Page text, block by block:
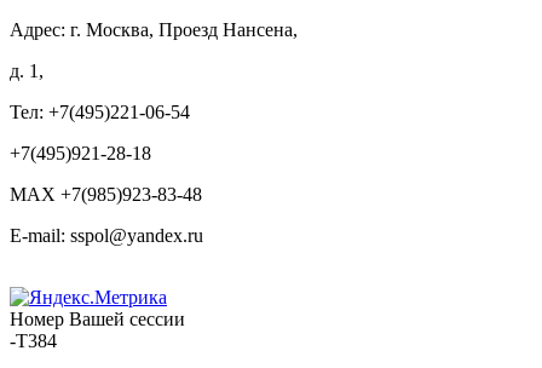
Адрес: г. Москва, Проезд Нансена,
д. 1,
Тел: +7(495)221-06-54
+7(495)921-28-18
MAX +7(985)923-83-48
E-mail: sspol@yandex.ru
Номер Вашей сессии
-T384